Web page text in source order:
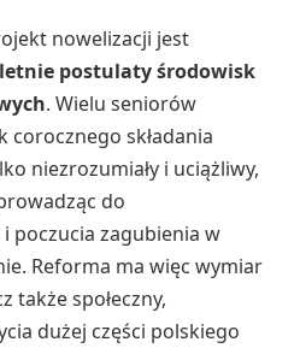
nowelizacji jest
postulaty środowisk
. Wielu seniorów
corocznego składania
niezrozumiały i uciążliwy,
do
poczucia zagubienia w
Reforma ma więc wymiar
także społeczny,
dużej części polskiego